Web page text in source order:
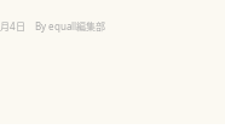
4日 By equall編集部